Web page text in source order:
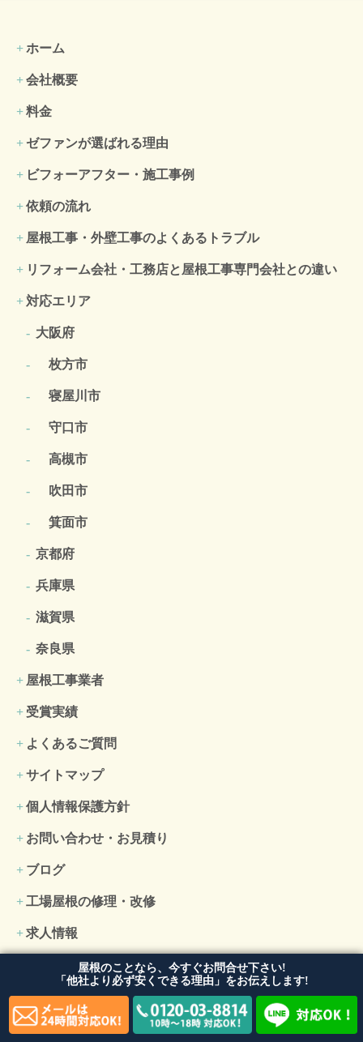
ホーム
会社概要
料金
ゼファンが選ばれる理由
ビフォーアフター・施工事例
依頼の流れ
屋根工事・外壁工事のよくある トラブル
リフォーム会社・工務店と屋根工事専門会社との違い
対応エリア
大阪府
枚方市
寝屋川市
守口市
高槻市
吹田市
箕面市
京都府
兵庫県
滋賀県
奈良県
屋根工事業者
受賞実績
よくあるご質問
サイトマップ
個人情報保護方針
お問い合わせ・お見積り
ブログ
工場屋根の修理・改修
求人情報
外壁塗装
外壁張り替え・リフォーム
屋根のことなら、今すぐお問合せ下さい!
「他社より必ず安くできる理由」をお伝えします!